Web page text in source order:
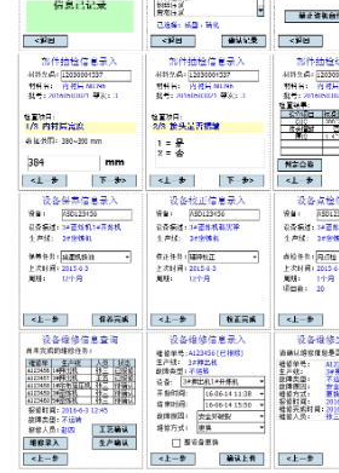
物流线调度控制软件
PLC上位机软件
WCS仓储物流上位机软件
WMS立体仓库上位机软件